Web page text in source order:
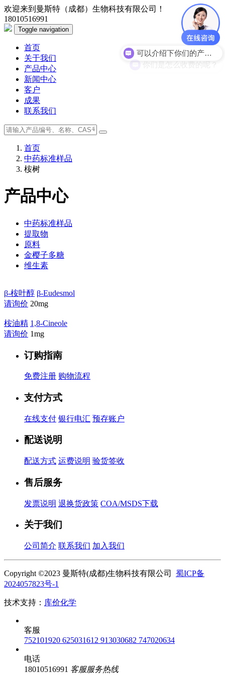
欢迎来到曼斯特（成都）生物科技有限公司！
18010516991
Toggle navigation
首页
关于我们
产品中心
新闻中心
客户
成果
联系我们
首页
中药标准样品
桉树
产品中心
中药标准样品
提取物
原料
金樱子多糖
维生素
β-桉叶醇 β-Eudesmol
请询价 20mg
桉油精 1,8-Cineole
请询价 1mg
订购指南
免费注册 购物流程
支付方式
在线支付 银行电汇 预存账户
配送说明
配送方式 运费说明 验货签收
售后服务
发票说明 退换货政策 COA/MSDS下载
关于我们
公司简介 联系我们 加入我们
Copyright ©2023 曼斯特(成都)生物科技有限公司 蜀ICP备
2024057823号-1
技术支持： 库价化学
客服
752101920 625031612 913030682 747020634
电话
18010516991 客服服务热线
你们是怎么收费的呢？